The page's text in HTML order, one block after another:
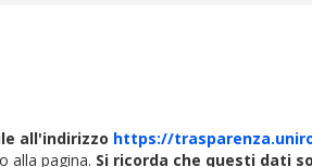
all'indirizzo https://
alla pagina. Si ricorda che questi dati